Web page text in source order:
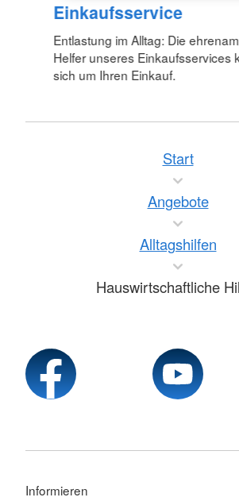
Einkaufsservice
Entlastung im Alltag: Die
Helfer unseres Einkaufsservices
sich um Ihren Einkauf.
Start
Angebote
Alltagshilfen
Hauswirtschaftliche
Informieren